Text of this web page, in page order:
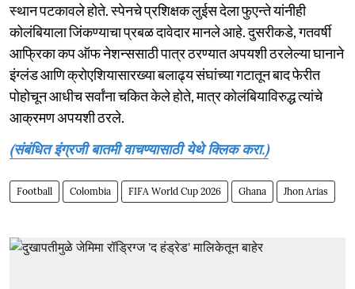
स्थान पटकावले होते. स्पेनचे प्रशिक्षक लुईस देला फुएन्ते यांनीही
कोलंबियाला जिंकण्याचा प्रबळ दावेदार मानले आहे. दुसरीकडे, गतवर्षी
आफ्रिका कप ऑफ नेशन्ससाठी पात्र ठरण्यात अपयशी ठरलेल्या घानाने
इंग्लंड आणि क्रोएशियासारख्या बलाढ्य संघांच्या गटातून बाद फेरीत
पोहोचून आधीच सर्वांना चकित केले होते, मात्र कोलंबियाविरुद्ध त्यांचे
आक्रमण अपयशी ठरले.
(संबंधित इंग्रजी बातमी वाचण्यासाठी येथे क्लिक करा.)
Football Colombia FIFA World Cup 2026 Ghana Jhon Arias